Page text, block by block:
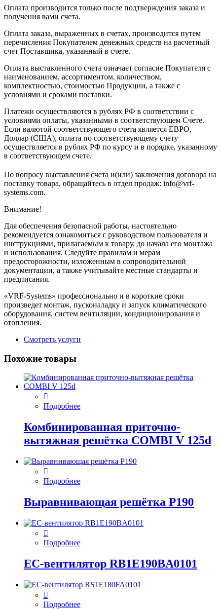
Оплата производится только после подтверждения заказа и
получения вами счета.
Оплата заказа, выраженных в счетах, производится путем
перечисления Покупателем денежных средств на расчетный
счет Поставщика, указанный в счете.
Оплата выставленного счета означает согласие Покупателя с
наименованием, ассортиментом, количеством,
комплектностью, стоимостью Продукции, а также с
условиями и сроками поставки.
Платежи осуществляются в рублях РФ в соответствии с
условиями оплаты, указанными в соответствующем Счете.
Если валютой соответствующего счета является ЕВРО,
Доллар (США), оплата по соответствующему cчету
осуществляется в рублях РФ по курсу и в порядке, указанному
в соответствующем cчете.
По вопросу выставления счета и(или) заключения договора на
поставку товара, обращайтесь в отдел продаж: info@vrf-
systems.com.
Внимание!
Для обеспечения безопасной работы, настоятельно
рекомендуется ознакомиться с руководством пользователя и
инструкциями, прилагаемым к товару, до начала его монтажа
и использования. Следуйте правилам и мерам
предосторожности, изложенным в сопроводительной
документации, а также учитывайте местные стандарты и
предписания.
«VRF-Systems» профессионально и в короткие сроки
произведет монтаж, пусконаладку и запуск климатического
оборудования, систем вентиляции, кондиционирования и
отопления.
Смотреть услуги
Похожие товары
Подробнее
Комбинированная приточно-
вытяжная решётка COMBI V 125d
Подробнее
Выравнивающая решётка P190
Подробнее
EC-вентилятор RB1E190BA0101
Подробнее